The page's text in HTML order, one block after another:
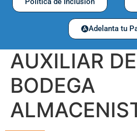
Adelanta tu
AUXILIAR DE
BODEGA